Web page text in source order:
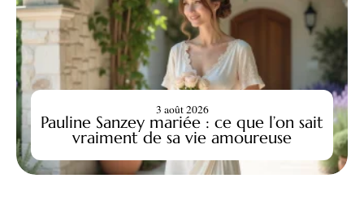
Pauline Sanzey mariée : ce que l’on sait
vraiment de sa vie amoureuse
3 août 2026